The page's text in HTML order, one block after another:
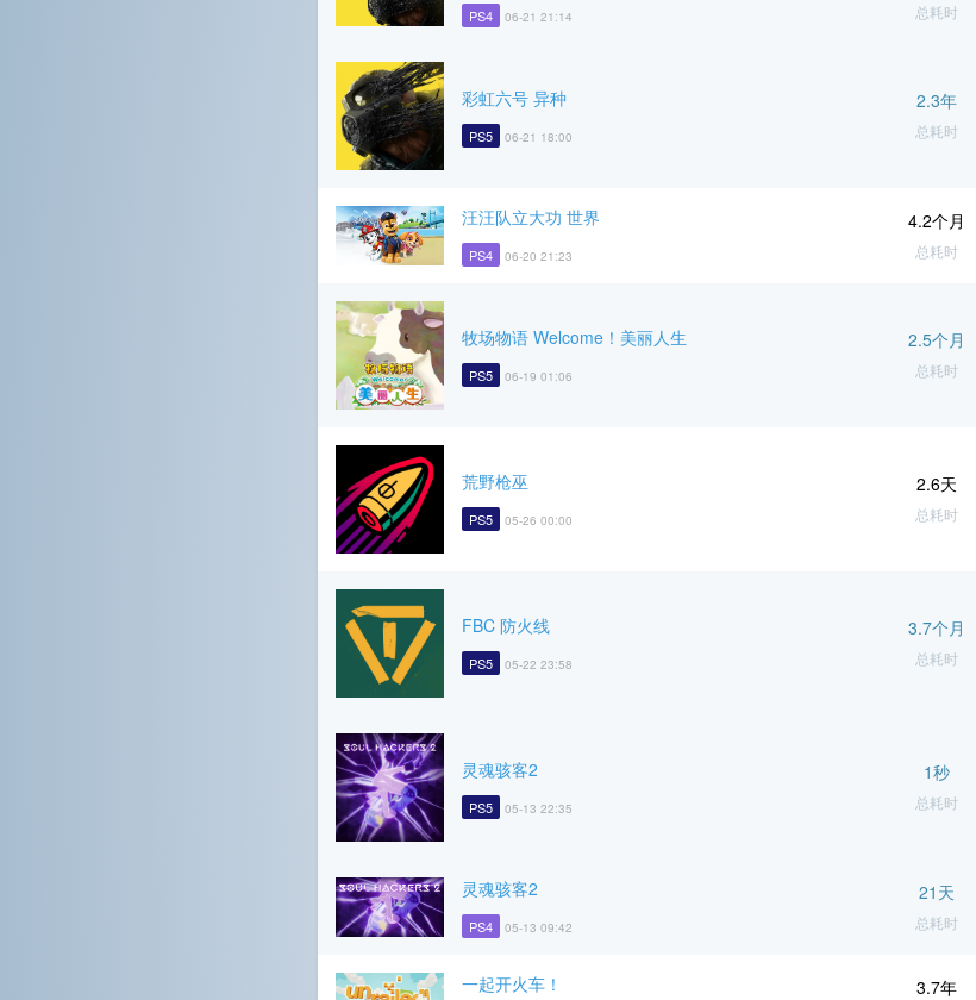
PS4 06-21 21:14 总耗时
彩虹六号 异种
PS5 06-21 18:00
2.3年
总耗时
汪汪队立大功 世界
PS4 06-20 21:23
4.2个月
总耗时
牧场物语 Welcome！美丽人生
PS5 06-19 01:06
2.5个月
总耗时
荒野枪巫
PS5 05-26 00:00
2.6天
总耗时
FBC 防火线
PS5 05-22 23:58
3.7个月
总耗时
灵魂骇客2
PS5 05-13 22:35
1秒
总耗时
灵魂骇客2
PS4 05-13 09:42
21天
总耗时
一起开火车！ 3.7年